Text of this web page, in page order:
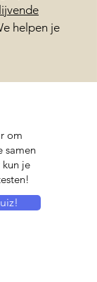
helpen je
om
samen
kun je